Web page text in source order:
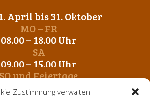
Zustimmung verwalten
April bis 31. Oktober
MO – FR
08.00 – 18.00 Uhr
SA
09.00 – 15.00 Uhr
SO und Feiertage
Geschlossen